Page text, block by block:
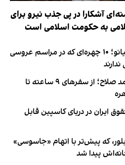
آشکارا در پی جذب نیرو برای
به حکومت اسلامی است
لیست ممنوعه کریستیانو؛ ۱۰ چهره‌ای که در مراسم عروسی
روایت فداکاری‌های محمد صلاح؛ از سفرهای ۹ ساعته تا
ایران در دریای کاسپین قابل
که پیش‌تر با اتهام «جاسوسی»
پیدا شد